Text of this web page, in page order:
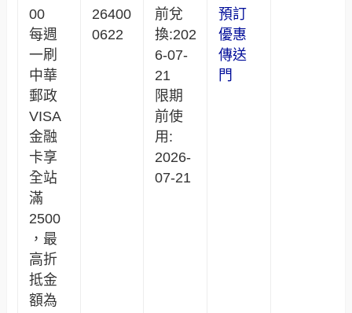
00
每週
一刷
中華
郵政
VISA
金融
卡享
全站
滿
2500
，最
高折
抵金
額為
26400
0622
前兌
換:202
6-07-
21
限期
前使
用:
2026-
07-21
預訂
優惠
傳送
門